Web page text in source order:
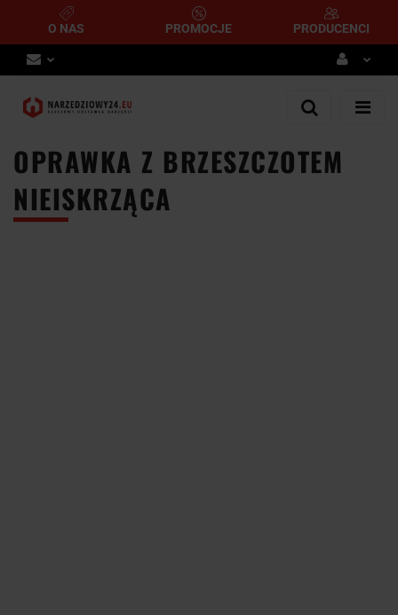
O NAS PROMOCJE PRODUCENCI
Zaloguj się
Dodaj zgłoszenie
OPRAWKA Z BRZESZCZOTEM
NIEISKRZĄCA